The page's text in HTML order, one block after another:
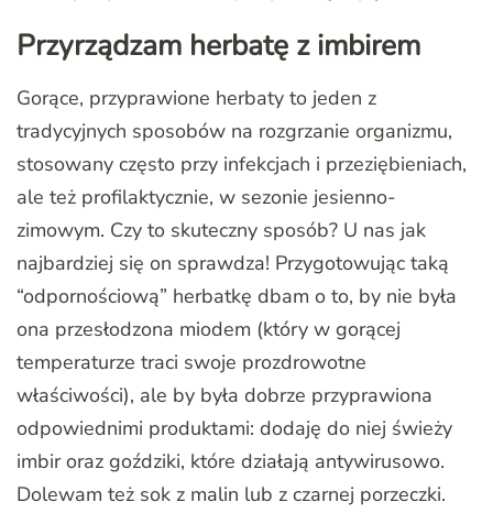
Przyrządzam herbatę z imbirem
Gorące, przyprawione herbaty to jeden z
tradycyjnych sposobów na rozgrzanie organizmu,
stosowany często przy infekcjach i przeziębieniach,
ale też profilaktycznie, w sezonie jesienno-
zimowym. Czy to skuteczny sposób? U nas jak
najbardziej się on sprawdza! Przygotowując taką
“odpornościową” herbatkę dbam o to, by nie była
ona przesłodzona miodem (który w gorącej
temperaturze traci swoje prozdrowotne
właściwości), ale by była dobrze przyprawiona
odpowiednimi produktami: dodaję do niej świeży
imbir oraz goździki, które działają antywirusowo.
Dolewam też sok z malin lub z czarnej porzeczki.